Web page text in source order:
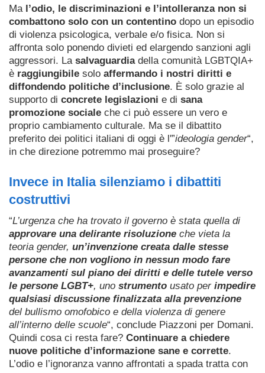
Ma l’odio, le discriminazioni e l’intolleranza non si
combattono solo con un contentino dopo un episodio
di violenza psicologica, verbale e/o fisica. Non si
affronta solo ponendo divieti ed elargendo sanzioni agli
aggressori. La salvaguardiadella comunità LGBTQIA+
è raggiungibile solo affermando i nostri diritti e
diffondendo politiche d’inclusione. È solo grazie al
supporto di concrete legislazioni e di sana
promozione sociale che ci può essere un vero e
proprio cambiamento culturale. Ma se il dibattito
preferito dei politici italiani di oggi è l'”ideologia gender“,
in che direzione potremmo mai proseguire?
Invece in Italia silenziamo i dibattiti
costruttivi
“L’urgenza che ha trovato il governo è stata quella di
approvare una delirante risoluzione che vieta la
teoria gender, un’invenzione creata dalle stesse
persone che non vogliono in nessun modo fare
avanzamenti sul piano dei diritti e delle tutele verso
le persone LGBT+, uno strumento usato per impedire
qualsiasi discussione finalizzata alla prevenzione
del bullismo omofobico e della violenza di genere
all’interno delle scuole“, conclude Piazzoni per Domani.
Quindi cosa ci resta fare? Continuare a chiedere
nuove politiche d’informazione sane e corrette.
L’odio e l’ignoranza vanno affrontati a spada tratta con